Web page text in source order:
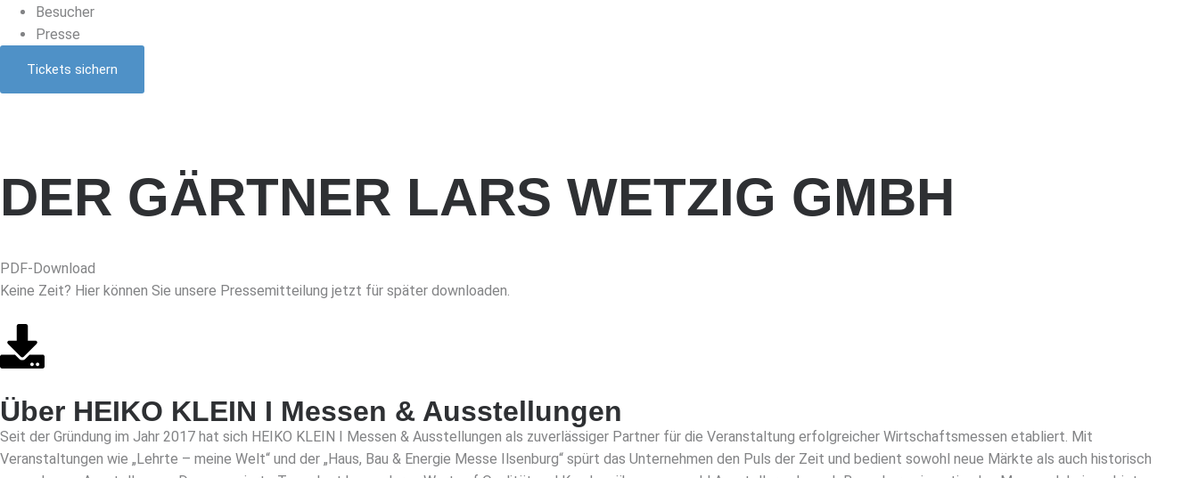
Besucher
Presse
Tickets sichern
DER GÄRTNER LARS WETZIG GMBH
PDF-Download
Keine Zeit? Hier können Sie unsere Pressemitteilung jetzt für später downloaden.
Über HEIKO KLEIN I Messen & Ausstellungen
Seit der Gründung im Jahr 2017 hat sich HEIKO KLEIN I Messen & Ausstellungen als zuverlässiger Partner für die Veranstaltung erfolgreicher Wirtschaftsmessen etabliert. Mit
Veranstaltungen wie „Lehrte – meine Welt“ und der „Haus, Bau & Energie Messe Ilsenburg“ spürt das Unternehmen den Puls der Zeit und bedient sowohl neue Märkte als auch historisch